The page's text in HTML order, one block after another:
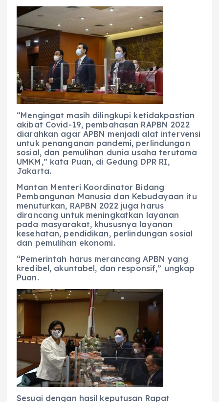
“Mengingat masih dilingkupi ketidakpastian
akibat Covid-19, pembahasan RAPBN 2022
diarahkan agar APBN menjadi alat intervensi
untuk penanganan pandemi, perlindungan
sosial, dan pemulihan dunia usaha terutama
UMKM,” kata Puan, di Gedung DPR RI,
Jakarta.
Mantan Menteri Koordinator Bidang
Pembangunan Manusia dan Kebudayaan itu
menuturkan, RAPBN 2022 juga harus
dirancang untuk meningkatkan layanan
pada masyarakat, khususnya layanan
kesehatan, pendidikan, perlindungan sosial
dan pemulihan ekonomi.
“Pemerintah harus merancang APBN yang
kredibel, akuntabel, dan responsif,” ungkap
Puan.
Sesuai dengan hasil keputusan Rapat